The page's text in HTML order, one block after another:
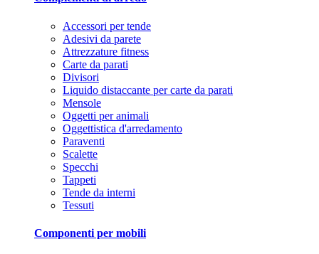
Accessori per tende
Adesivi da parete
Attrezzature fitness
Carte da parati
Divisori
Liquido distaccante per carte da parati
Mensole
Oggetti per animali
Oggettistica d'arredamento
Paraventi
Scalette
Specchi
Tappeti
Tende da interni
Tessuti
Componenti per mobili